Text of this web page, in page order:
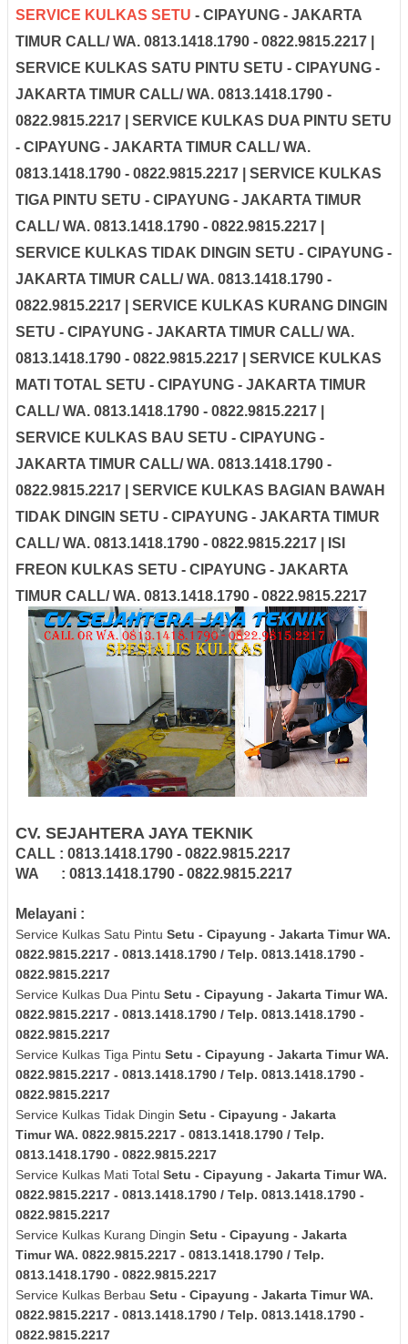
SERVICE KULKAS SETU - CIPAYUNG - JAKARTA
TIMUR CALL/ WA. 0813.1418.1790 - 0822.9815.2217 |
SERVICE KULKAS SATU PINTU SETU - CIPAYUNG -
JAKARTA TIMUR CALL/ WA. 0813.1418.1790 -
0822.9815.2217 | SERVICE KULKAS DUA PINTU SETU
- CIPAYUNG - JAKARTA TIMUR CALL/ WA.
0813.1418.1790 - 0822.9815.2217 | SERVICE KULKAS
TIGA PINTU SETU - CIPAYUNG - JAKARTA TIMUR
CALL/ WA. 0813.1418.1790 - 0822.9815.2217 |
SERVICE KULKAS TIDAK DINGIN SETU - CIPAYUNG -
JAKARTA TIMUR CALL/ WA. 0813.1418.1790 -
0822.9815.2217 | SERVICE KULKAS KURANG DINGIN
SETU - CIPAYUNG - JAKARTA TIMUR CALL/ WA.
0813.1418.1790 - 0822.9815.2217 | SERVICE KULKAS
MATI TOTAL SETU - CIPAYUNG - JAKARTA TIMUR
CALL/ WA. 0813.1418.1790 - 0822.9815.2217 |
SERVICE KULKAS BAU SETU - CIPAYUNG -
JAKARTA TIMUR CALL/ WA. 0813.1418.1790 -
0822.9815.2217 | SERVICE KULKAS BAGIAN BAWAH
TIDAK DINGIN SETU - CIPAYUNG - JAKARTA TIMUR
CALL/ WA. 0813.1418.1790 - 0822.9815.2217 | ISI
FREON KULKAS SETU - CIPAYUNG - JAKARTA
TIMUR CALL/ WA. 0813.1418.1790 - 0822.9815.2217
CV. SEJAHTERA JAYA TEKNIK
CALL : 0813.1418.1790 - 0822.9815.2217
WA : 0813.1418.1790 - 0822.9815.2217
Melayani :
Service Kulkas Satu Pintu Setu - Cipayung - Jakarta TimurWA.
0822.9815.2217 - 0813.1418.1790 / Telp. 0813.1418.1790 -
0822.9815.2217
Service Kulkas Dua Pintu Setu - Cipayung - Jakarta TimurWA.
0822.9815.2217 - 0813.1418.1790 / Telp. 0813.1418.1790 -
0822.9815.2217
Service Kulkas Tiga Pintu Setu - Cipayung - Jakarta TimurWA.
0822.9815.2217 - 0813.1418.1790 / Telp. 0813.1418.1790 -
0822.9815.2217
Service Kulkas Tidak Dingin Setu - Cipayung - Jakarta
TimurWA. 0822.9815.2217 - 0813.1418.1790 / Telp.
0813.1418.1790 - 0822.9815.2217
Service Kulkas Mati Total Setu - Cipayung - Jakarta TimurWA.
0822.9815.2217 - 0813.1418.1790 / Telp. 0813.1418.1790 -
0822.9815.2217
Service Kulkas Kurang Dingin Setu - Cipayung - Jakarta
TimurWA. 0822.9815.2217 - 0813.1418.1790 / Telp.
0813.1418.1790 - 0822.9815.2217
Service Kulkas Berbau Setu - Cipayung - Jakarta TimurWA.
0822.9815.2217 - 0813.1418.1790 / Telp. 0813.1418.1790 -
0822.9815.2217